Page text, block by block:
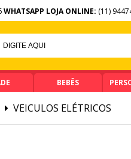
WHATSAPP LOJA ONLINE: (11)
BEBÊS
VEICULOS ELÉTRICOS